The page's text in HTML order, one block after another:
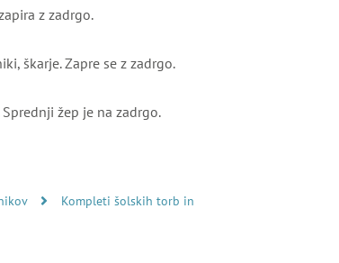
z zadrgo.
škarje. Zapre se z zadrgo.
žep je na zadrgo.
Kompleti šolskih torb in